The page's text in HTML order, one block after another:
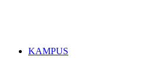
KAMPUS